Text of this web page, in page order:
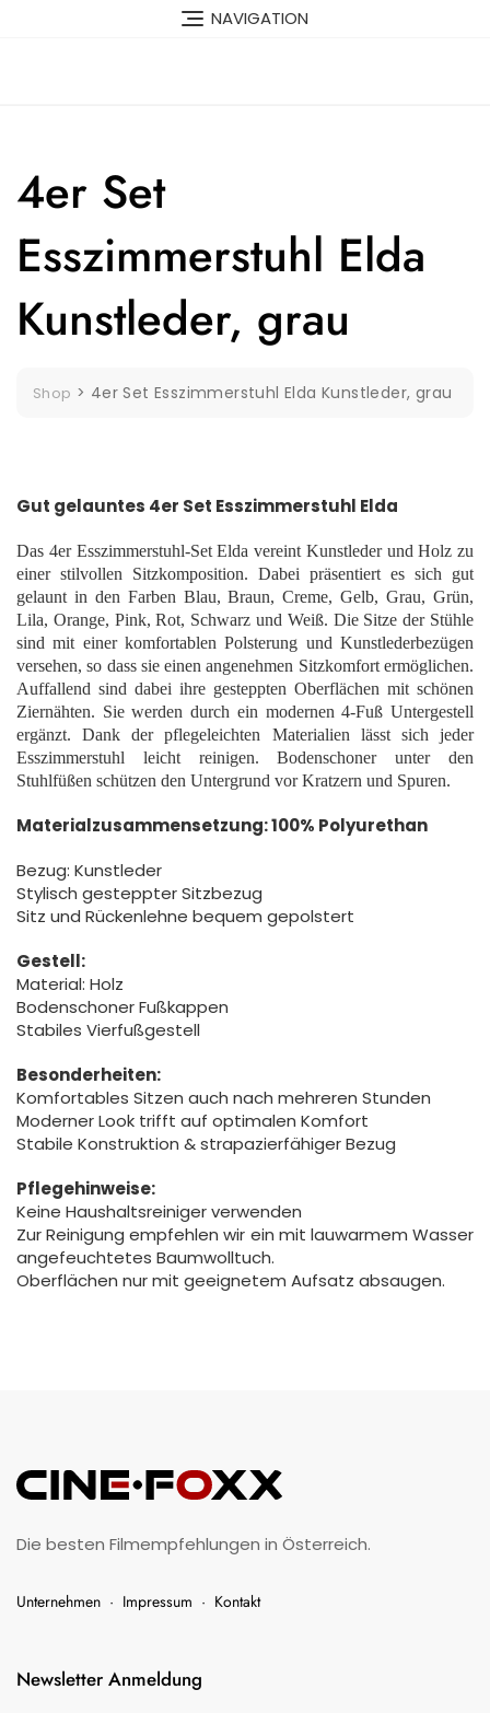
NAVIGATION
4er Set
Esszimmerstuhl Elda
Kunstleder, grau
Shop > 4er Set Esszimmerstuhl Elda Kunstleder, grau
Gut gelauntes 4er Set Esszimmerstuhl Elda
Das 4er Esszimmerstuhl-Set Elda vereint Kunstleder und Holz zu
einer stilvollen Sitzkomposition. Dabei präsentiert es sich gut
gelaunt in den Farben Blau, Braun, Creme, Gelb, Grau, Grün,
Lila, Orange, Pink, Rot, Schwarz und Weiß. Die Sitze der Stühle
sind mit einer komfortablen Polsterung und Kunstlederbezügen
versehen, so dass sie einen angenehmen Sitzkomfort ermöglichen.
Auffallend sind dabei ihre gesteppten Oberflächen mit schönen
Ziernähten. Sie werden durch ein modernen 4-Fuß Untergestell
ergänzt.Dank der pflegeleichten Materialien lässt sich jeder
Esszimmerstuhl leicht reinigen. Bodenschoner unter den
Stuhlfüßen schützen den Untergrund vor Kratzern und Spuren.
Materialzusammensetzung: 100% Polyurethan
Bezug: Kunstleder
Stylisch gesteppter Sitzbezug
Sitz und Rückenlehne bequem gepolstert
Gestell:
Material: Holz
Bodenschoner Fußkappen
Stabiles Vierfußgestell
Besonderheiten:
Komfortables Sitzen auch nach mehreren Stunden
Moderner Look trifft auf optimalen Komfort
Stabile Konstruktion & strapazierfähiger Bezug
Pflegehinweise:
Keine Haushaltsreiniger verwenden
Zur Reinigung empfehlen wir ein mit lauwarmem Wasser
angefeuchtetes Baumwolltuch.
Oberflächen nur mit geeignetem Aufsatz absaugen.
Die besten Filmempfehlungen in Österreich.
Unternehmen · Impressum · Kontakt
Newsletter Anmeldung